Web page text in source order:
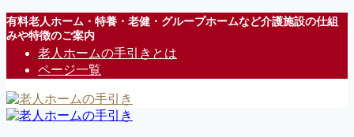
有料老人ホーム・特養・老健・グループホームなど介護施設の仕組
みや特徴のご案内
老人ホームの手引きとは
ページ一覧